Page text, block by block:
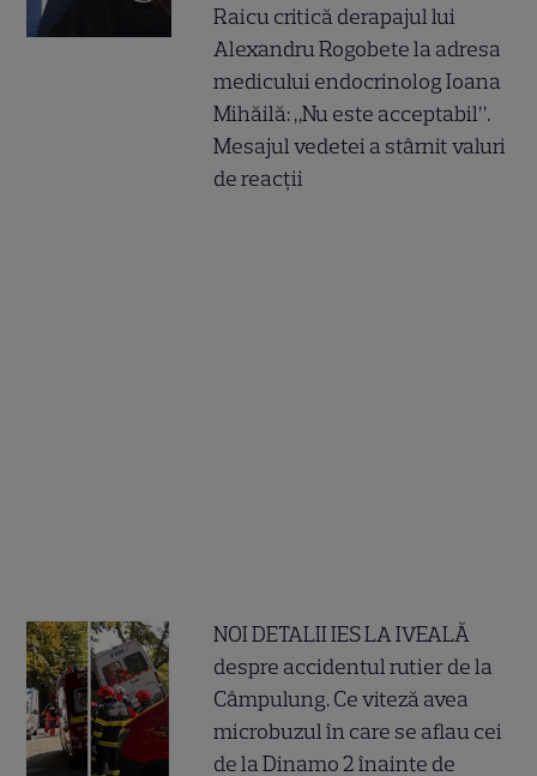
Raicu critică derapajul lui
Alexandru Rogobete la adresa
medicului endocrinolog Ioana
Mihăilă: „Nu este acceptabil”.
Mesajul vedetei a stârnit valuri
de reacții
NOI DETALII IES LA IVEALĂ
despre accidentul rutier de la
Câmpulung. Ce viteză avea
microbuzul în care se aflau cei
de la Dinamo 2 înainte de